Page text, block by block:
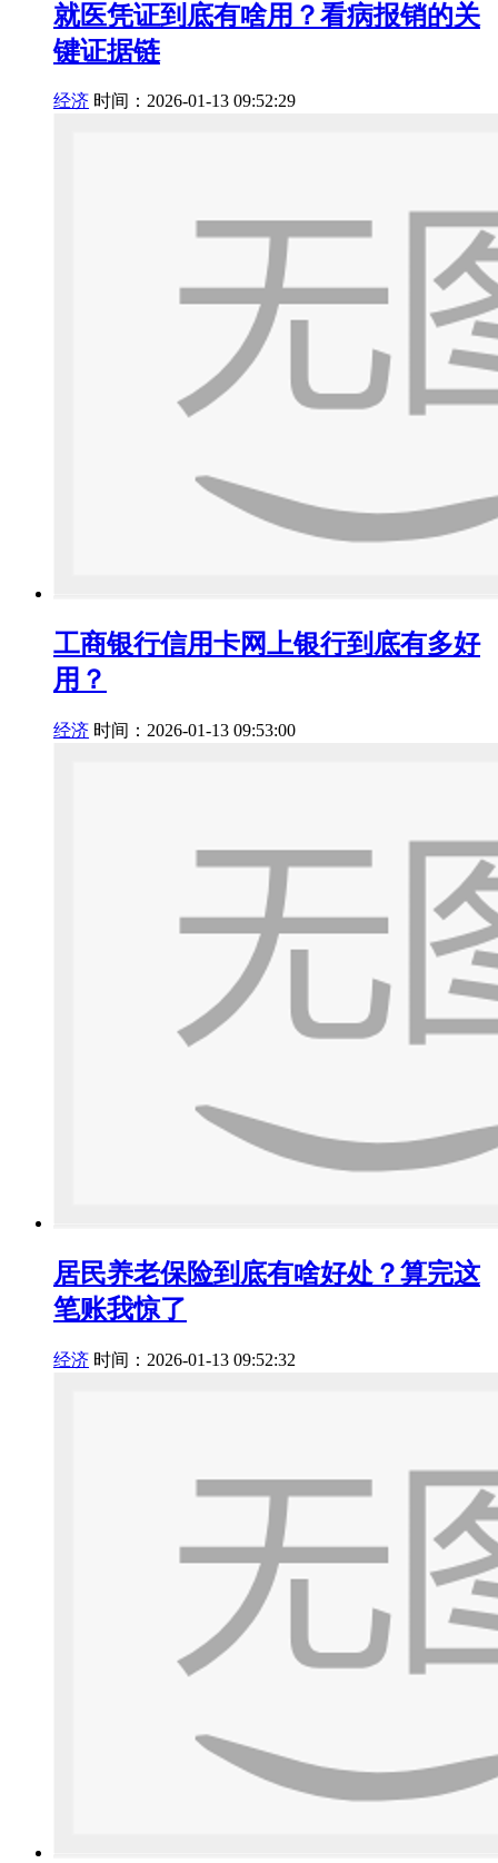
就医凭证到底有啥用？看病报销的关
键证据链
经济 时间：2026-01-13 09:52:29
工商银行信用卡网上银行到底有多好
用？
经济 时间：2026-01-13 09:53:00
居民养老保险到底有啥好处？算完这
笔账我惊了
经济 时间：2026-01-13 09:52:32